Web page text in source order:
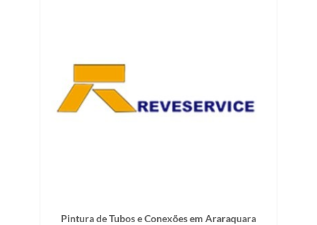
Pintura de Tubos e Conexões em Araraquara